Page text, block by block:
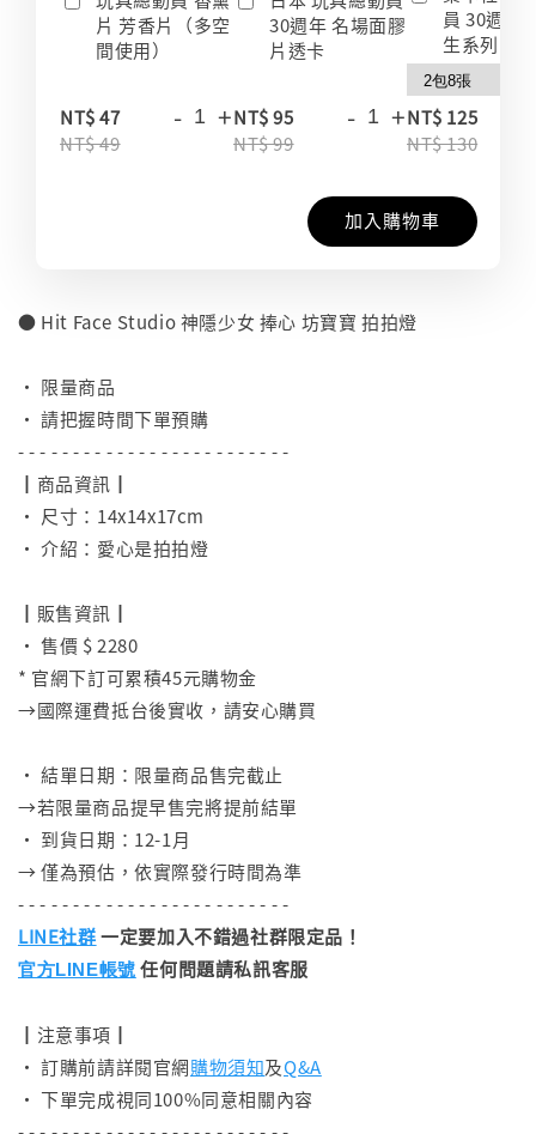
片 芳香片（多空
間使用）
NT$ 47
NT$ 49
- +
30週年 名場面膠
片透卡
NT$ 95
NT$ 99
- +
員 30週年
生系列 收
NT$ 125
NT$ 130
加入購物車
● Hit Face Studio 神隱少女 捧心 坊寶寶 拍拍燈
• 限量商品
• 請把握時間下單預購
- - - - - - - - - - - - - - - - - - - - - - - - -
┃商品資訊┃
• 尺寸：14x14x17cm
• 介紹：愛心是拍拍燈
┃販售資訊┃
• 售價 $ 2280
* 官網下訂可累積45元購物金
→國際運費抵台後實收，請安心購買
• 結單日期：限量商品售完截止
→若限量商品提早售完將提前結單
• 到貨日期：12-1月
→ 僅為預估，依實際發行時間為準
- - - - - - - - - - - - - - - - - - - - - - - - -
LINE社群一定要加入不錯過社群限定品！
官方LINE帳號 任何問題請私訊客服
┃注意事項┃
• 訂購前請詳閱官網購物須知及Q&A
• 下單完成視同100%同意相關內容